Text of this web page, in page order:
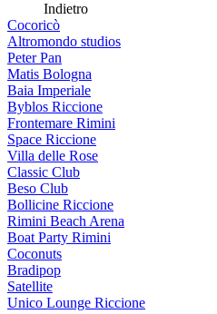
Indietro
Cocoricò
Altromondo studios
Peter Pan
Matis Bologna
Baia Imperiale
Byblos Riccione
Frontemare Rimini
Space Riccione
Villa delle Rose
Classic Club
Beso Club
Bollicine Riccione
Rimini Beach Arena
Boat Party Rimini
Coconuts
Bradipop
Satellite
Unico Lounge Riccione